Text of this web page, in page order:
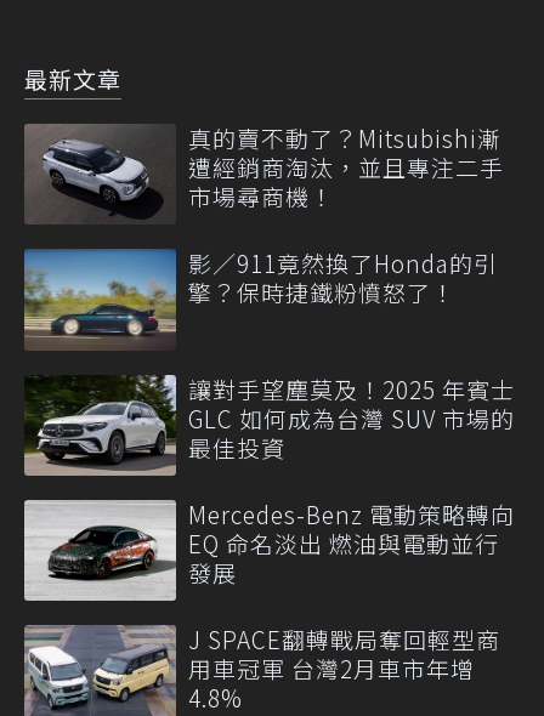
最新文章
真的賣不動了？Mitsubishi漸
遭經銷商淘汰，並且專注二手
市場尋商機！
影／911竟然換了Honda的引
擎？保時捷鐵粉憤怒了！
讓對手望塵莫及！2025 年賓士
GLC 如何成為台灣 SUV 市場的
最佳投資
Mercedes-Benz 電動策略轉向
EQ 命名淡出 燃油與電動並行
發展
J SPACE翻轉戰局奪回輕型商
用車冠軍 台灣2月車市年增
4.8%